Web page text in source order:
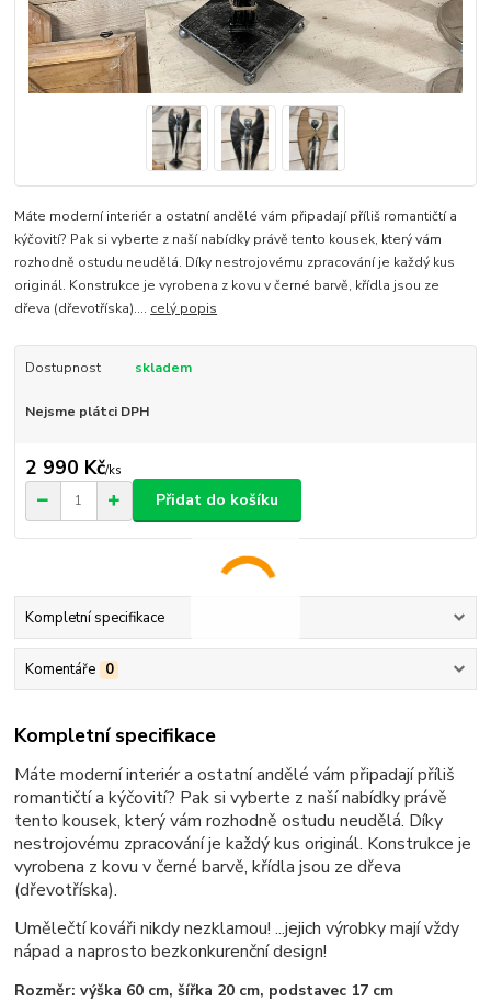
Máte moderní interiér a ostatní andělé vám připadají příliš romantičtí a
kýčovití? Pak si vyberte z naší nabídky právě tento kousek, který vám
rozhodně ostudu neudělá. Díky nestrojovému zpracování je každý kus
originál. Konstrukce je vyrobena z kovu v černé barvě, křídla jsou ze
dřeva (dřevotříska).... celý popis
Dostupnost skladem
Nejsme plátci DPH
2 990 Kč/ks
Přidat do košíku
Kompletní specifikace
Komentáře 0
Kompletní specifikace
Máte moderní interiér a ostatní andělé vám připadají příliš
romantičtí a kýčovití? Pak si vyberte z naší nabídky právě
tento kousek, který vám rozhodně ostudu neudělá. Díky
nestrojovému zpracování je každý kus originál. Konstrukce je
vyrobena z kovu v černé barvě, křídla jsou ze dřeva
(dřevotříska).
Umělečtí kováři nikdy nezklamou! ...jejich výrobky mají vždy
nápad a naprosto bezkonkurenční design!
Rozměr: výška 60 cm, šířka 20 cm, podstavec 17 cm